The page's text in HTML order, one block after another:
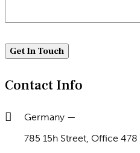
Contact Info
Germany —
785 15h Street, Office 478